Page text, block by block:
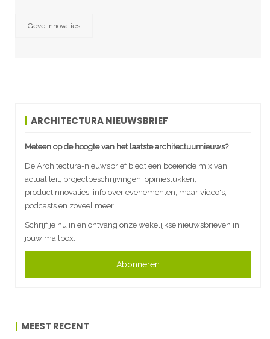
Gevelinnovaties
ARCHITECTURA NIEUWSBRIEF
Meteen op de hoogte van het laatste architectuurnieuws?
De Architectura-nieuwsbrief biedt een boeiende mix van
actualiteit, projectbeschrijvingen, opiniestukken,
productinnovaties, info over evenementen, maar video's,
podcasts en zoveel meer.
Schrijf je nu in en ontvang onze wekelijkse nieuwsbrieven in
jouw mailbox.
Abonneren
MEEST RECENT